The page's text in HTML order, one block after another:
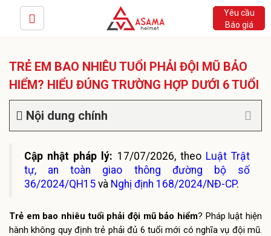
Yêu cầu
Báo giá
TRẺ EM BAO NHIÊU TUỔI PHẢI ĐỘI MŨ BẢO
HIỂM? HIỂU ĐÚNG TRƯỜNG HỢP DƯỚI 6 TUỔI
Nội dung chính
Cập nhật pháp lý: 17/07/2026, theo Luật Trật
tự, an toàn giao thông đường bộ số
36/2024/QH15 và Nghị định 168/2024/NĐ-CP.
Trẻ em bao nhiêu tuổi phải đội mũ bảo hiểm? Pháp luật hiện
hành không quy định trẻ phải đủ 6 tuổi mới có nghĩa vụ đội mũ.